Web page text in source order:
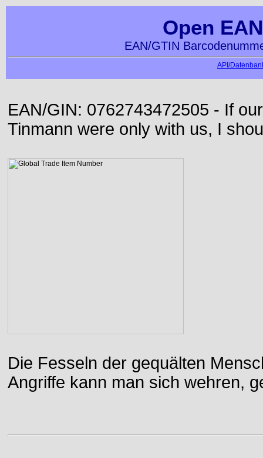
Open
EAN/GTIN
API/
EAN/GIN: 0762743472505 - If
Tinmann were only with us, I
Die Fesseln der gequälten
Angriffe kann man sich wehren,